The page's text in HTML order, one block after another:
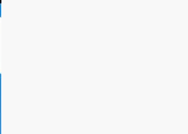
Langsung
ke